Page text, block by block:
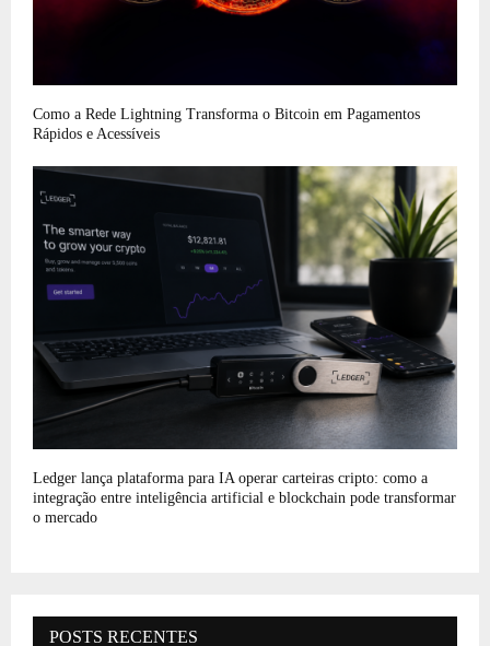
Como a Rede Lightning Transforma o Bitcoin em Pagamentos
Rápidos e Acessíveis
Ledger lança plataforma para IA operar carteiras cripto: como a
integração entre inteligência artificial e blockchain pode transformar
o mercado
POSTS RECENTES